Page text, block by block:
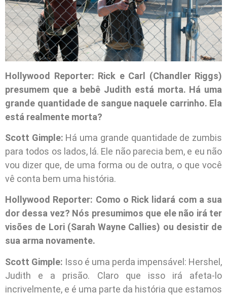
Hollywood Reporter: Rick e Carl (Chandler Riggs)
presumem que a bebê Judith está morta. Há uma
grande quantidade de sangue naquele carrinho. Ela
está realmente morta?
Scott Gimple: Há uma grande quantidade de zumbis
para todos os lados, lá. Ele não parecia bem, e eu não
vou dizer que, de uma forma ou de outra, o que você
vê conta bem uma história.
Hollywood Reporter: Como o Rick lidará com a sua
dor dessa vez? Nós presumimos que ele não irá ter
visões de Lori (Sarah Wayne Callies) ou desistir de
sua arma novamente.
Scott Gimple: Isso é uma perda impensável: Hershel,
Judith e a prisão. Claro que isso irá afeta-lo
incrivelmente, e é uma parte da história que estamos